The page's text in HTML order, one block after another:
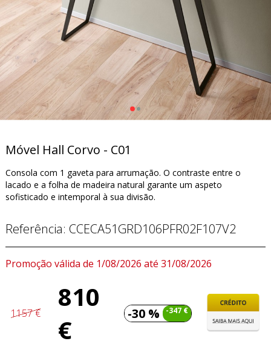
Móvel Hall Corvo - C01
Consola com 1 gaveta para arrumação. O contraste entre o
lacado e a folha de madeira natural garante um aspeto
sofisticado e intemporal à sua divisão.
Referência: CCECA51GRD106PFR02F107V2
Promoção válida de 1/08/2026 até 31/08/2026
1157 €
810
€
-30 % -347 €